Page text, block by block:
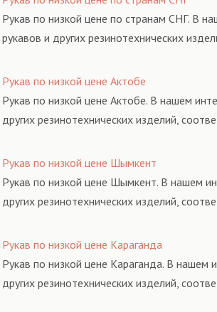
Рукав по низкой цене по странам СНГ. В
рукавов и других резинотехнических
Рукав по низкой цене Актобе
Рукав по низкой цене Актобе. В нашем
других резинотехнических изделий,
Рукав по низкой цене Шымкент
Рукав по низкой цене Шымкент. В нашем
других резинотехнических изделий,
Рукав по низкой цене Караганда
Рукав по низкой цене Караганда. В нашем
других резинотехнических изделий,